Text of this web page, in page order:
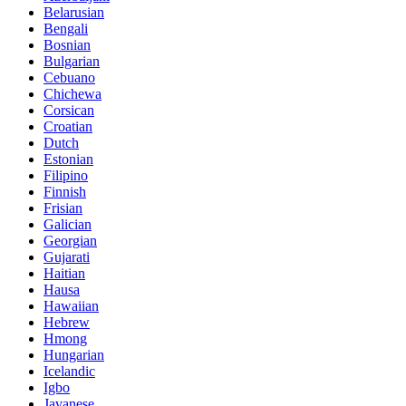
Belarusian
Bengali
Bosnian
Bulgarian
Cebuano
Chichewa
Corsican
Croatian
Dutch
Estonian
Filipino
Finnish
Frisian
Galician
Georgian
Gujarati
Haitian
Hausa
Hawaiian
Hebrew
Hmong
Hungarian
Icelandic
Igbo